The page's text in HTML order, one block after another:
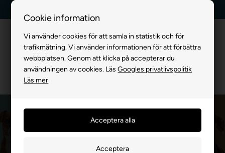
Cookie information
Vi använder cookies för att samla in statistik och för
trafikmätning. Vi använder informationen för att förbättra
webbplatsen. Genom att klicka på accepterar du
användningen av cookies. LäsGoogles privatlivspolitik
Läs mer
VarioCage MIM-Safe
Framsida»MÄRKEVARA»VarioCage MIM-Safe